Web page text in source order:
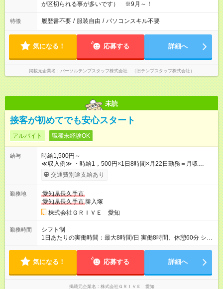
が区切られる事が多いです） ※9月～！
特徴 履歴書不要 / 服装自由 / パソコンスキル不要
気になる！ 応募する 詳細へ
掲載元企業名 パーソルテンプスタッフ株式会社 （旧テンプスタッフ株式会社）
未読
接客が初めてでも安心スタート
アルバイト 職種未経験OK
給与
時給1,500円～
≪収入例≫ ・時給1，500円×1日8時間×月22日勤務＝月収
264，000円 【試用期間】試用期間あり 試用期間の長さ：3ヶ月
雇用形態、給与は本採用時と同じです。
交通費別途支給あり
勤務地
愛知県長久手市
愛知県長久手市 勝入塚
株式会社ＧＲＩＶＥ 愛知
勤務時間
シフト制
1日あたりの実働時間：最大8時間/日 実働8時間、休憩60分 シフ
ト例 10：00~19：00 11：00~20：00 シフトに準ずる形となり
気になる！ 応募する 詳細へ
掲載元企業名 株式会社ＧＲＩＶＥ 愛知